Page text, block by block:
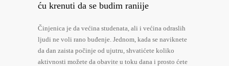
ću krenuti da se budim raniije
Činjenica je da većina studenata, ali i većina odraslih
ljudi ne voli rano buđenje. Jednom, kada se naviknete
da dan zaista počinje od ujutru, shvatićete koliko
aktivnosti možete da obavite u toku dana i prosto ćete